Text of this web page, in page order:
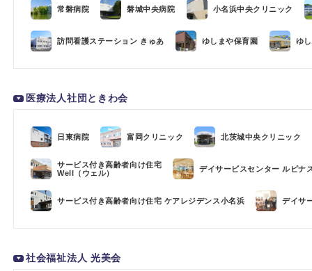
常磐病院 磐城中央病院 小名浜中央クリニック
訪問看護ステーション きゅあ ゆしまや保育園 ゆ
医療法人社団ときわ会
日東病院 富岡クリニック 北茨城中央クリニック
サービス付き高齢者向け住宅
Well（ウェル）
デイサービスセンター ルピナ
サービス付き高齢者向け住宅 ケアレジデンス小名浜 デイサ
社会福祉法人 光美会